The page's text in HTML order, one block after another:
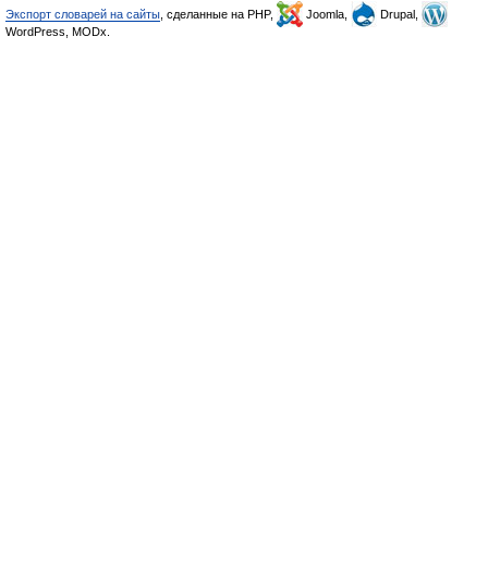
Экспорт словарей на сайты , сделанные на PHP, Joomla,
Drupal,
WordPress, MODx.